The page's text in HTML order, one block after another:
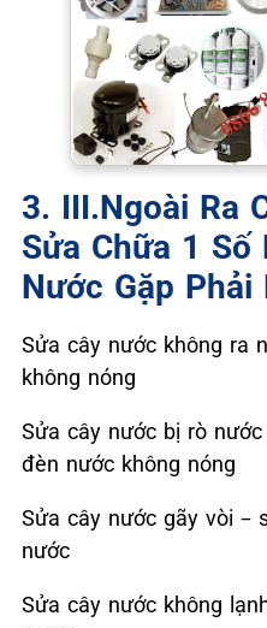
3. III.Ngoài Ra
Sửa Chữa 1 Số
Nước Gặp Phải
Sửa cây nước không ra
không nóng
Sửa cây nước bị rò
đèn nước không nóng
Sửa cây nước gãy vòi –
nước
Sửa cây nước không